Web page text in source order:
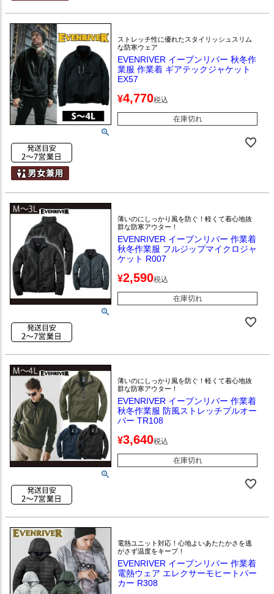
ストレッチ性に優れたスタイリッシュスリム
な防寒ウェア
EVENRIVER イーブンリバー 秋冬作
業服 作業着 ギアテックジャケット
EX57
¥4,770税込
在庫切れ
薄いのにしっかり風を防ぐ！軽くて着心地抜
群な防寒アウター！
EVENRIVER イーブンリバー 作業着
秋冬作業服 フルジップマイクロジャ
ケット R007
¥2,590税込
在庫切れ
薄いのにしっかり風を防ぐ！軽くて着心地抜
群な防寒アウター！
EVENRIVER イーブンリバー 作業着
秋冬作業服 防風ストレッチプルオー
バー TR108
¥3,640税込
在庫切れ
電熱ユニット対応！心地よいあたたかさを逃
がさず温度をキープ！
EVENRIVER イーブンリバー 作業着
電熱ウェア エレクサーモヒートパー
カー R308